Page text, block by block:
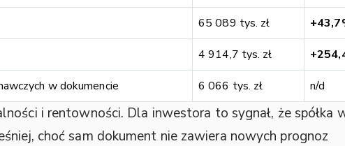
65 089 tys. zł
4 914,7 tys. zł
w dokumencie 6 066 tys. zł n/d
i rentowności. Dla inwestora to sygnał, że spółka
choć sam dokument nie zawiera nowych prognoz